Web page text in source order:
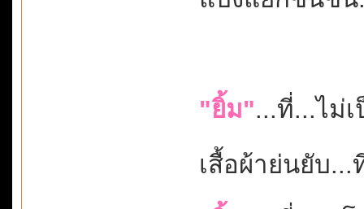
"ยิ้ม"...ที่...ไม่
เสื้อผ้าย่นยับ...